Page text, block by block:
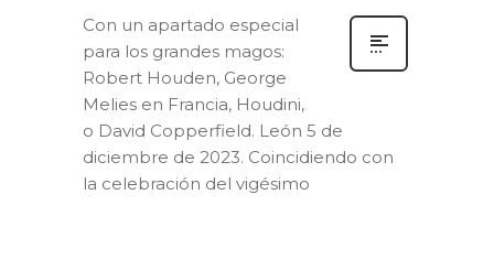
Con un apartado especial
para los grandes magos:
Robert Houden, George
Melies en Francia, Houdini,
o David Copperfield. León 5 de
diciembre de 2023. Coincidiendo con
la celebración del vigésimo